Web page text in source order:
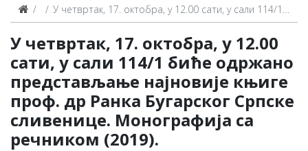
Најаве
У четвртак, 17. октобра, у 12.00 сати, у сали 114/1 биће одржано представљање најновије књиге проф. др Ранка Бугарског Српске сливенице. Монографија са речником (2019).
У четвртак, 17. октобра, у 12.00
сати, у сали 114/1 биће одржано
представљање најновије књиге
проф. др Ранка Бугарског Српске
сливенице. Монографија са
речником (2019).